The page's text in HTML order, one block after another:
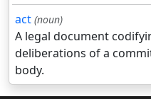
act (noun)
A legal document
deliberations of a
body.